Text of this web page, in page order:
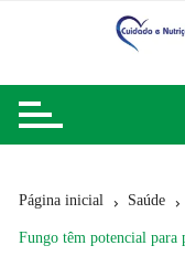
Página inicial Saúde
Fungo têm potencial para